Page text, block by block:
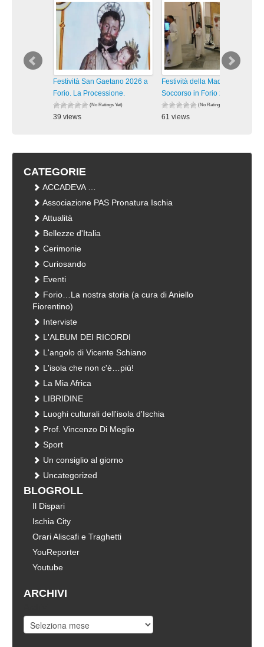
Festività San Gaetano 2026 a
Forio. La Processione.
(No Ratings Yet)
39 views
Festività della Madonna del
Soccorso in Forio 2026. La
(No Ratings Yet)
61 views
CATEGORIE
ACCADEVA …
Associazione PAS Pronatura Ischia
Attualità
Bellezze d'Italia
Cerimonie
Curiosando
Eventi
Forio…La nostra storia (a cura di Aniello
Fiorentino)
Interviste
L'ALBUM DEI RICORDI
L'angolo di Vicente Schiano
L'isola che non c'è…più!
La Mia Africa
LIBRIDINE
Luoghi culturali dell'isola d'Ischia
Prof. Vincenzo Di Meglio
Sport
Un consiglio al giorno
Uncategorized
BLOGROLL
Il Dispari
Ischia City
Orari Aliscafi e Traghetti
YouReporter
Youtube
ARCHIVI